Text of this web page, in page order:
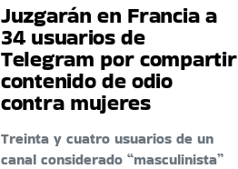
Juzgarán en Francia a
34 usuarios de
Telegram por compartir
contenido de odio
contra mujeres
Treinta y cuatro usuarios de un
canal considerado “masculinista”